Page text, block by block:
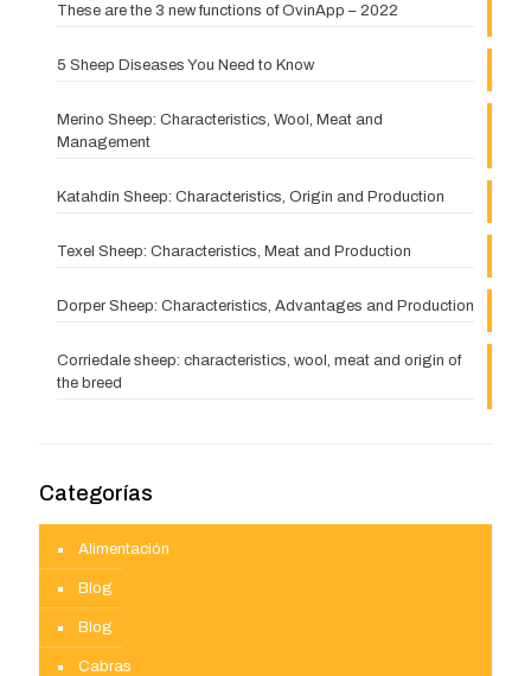
These are the 3 new functions of OvinApp – 2022
5 Sheep Diseases You Need to Know
Merino Sheep: Characteristics, Wool, Meat and
Management
Katahdin Sheep: Characteristics, Origin and Production
Texel Sheep: Characteristics, Meat and Production
Dorper Sheep: Characteristics, Advantages and Production
Corriedale sheep: characteristics, wool, meat and origin of
the breed
Categorías
Alimentación
Blog
Blog
Cabras